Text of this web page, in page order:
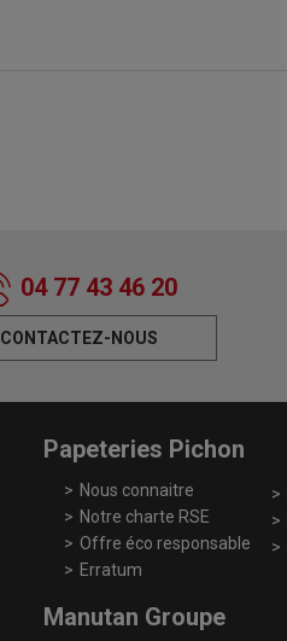
04 77 43 46 20
CONTACTEZ-NOUS
Papeteries Pichon
Nous connaitre
Notre charte RSE
Offre éco responsable
Erratum
Manutan Groupe